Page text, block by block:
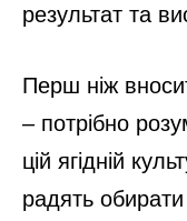
результат та
Перш ніж
– потрібно
цій ягідній
радять обирати